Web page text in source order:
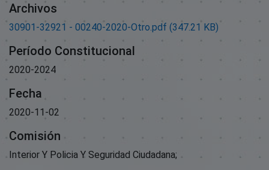
Archivos
30901-32921 - 00240-2020-Otro.pdf (347.21 KB)
Período Constitucional
2020-2024
Fecha
2020-11-02
Comisión
Interior Y Policia Y Seguridad Ciudadana;